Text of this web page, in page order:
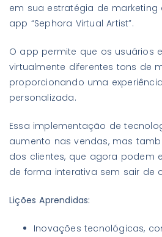
em sua estratégia de
app “Sephora Virtual Artist”.
O app permite que os usuários
virtualmente diferentes tons de
proporcionando uma
personalizada.
Essa implementação de
aumento nas vendas, mas
dos clientes, que agora podem
de forma interativa sem sair de
Lições Aprendidas:
Inovações tecnológicas,